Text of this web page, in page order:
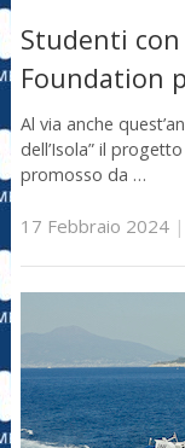
Studenti con
Foundation
Al via anche
dell’Isola” il
promosso da …
17 Febbraio 2024|